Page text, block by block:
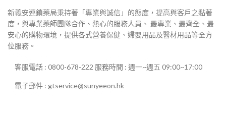
新義安連鎖藥局秉持著「專業與誠信」的態度，提高與客戶之黏著
度，與專業藥師團隊合作、熱心的服務人員、 最專業、最齊全、最
安心的購物環境，提供各式營養保健、婦嬰用品及醫材用品等全方
位服務。
客服電話 : 0800-678-222 服務時間 : 週一~週五 09:00~17:00
電子郵件 : gtservice@sunyeeon.hk